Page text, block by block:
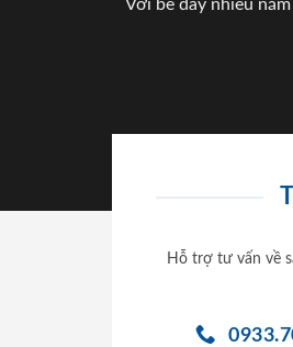
Với bề dày nhiều
Hỗ trợ tư vấn về